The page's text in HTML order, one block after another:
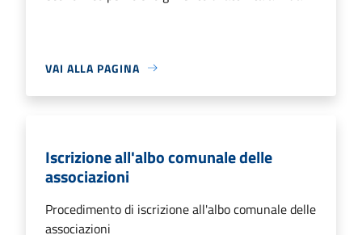
VAI ALLA PAGINA
Iscrizione all'albo comunale delle
associazioni
Procedimento di iscrizione all'albo comunale delle
associazioni